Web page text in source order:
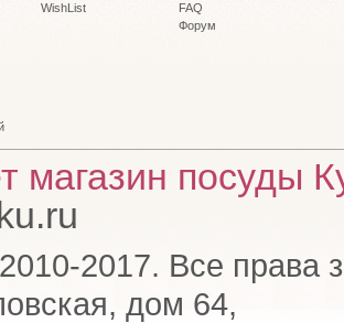
WishList
FAQ
Форум
магазин посуды
2017. Все права
дом 64,